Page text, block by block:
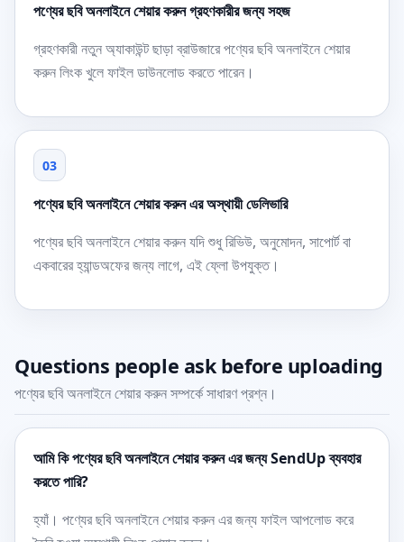
পণ্যের ছবি অনলাইনে শেয়ার করুন গ্রহণকারীর জন্য সহজ
গ্রহণকারী নতুন অ্যাকাউন্ট ছাড়া ব্রাউজারে পণ্যের ছবি অনলাইনে শেয়ার
করুন লিংক খুলে ফাইল ডাউনলোড করতে পারেন।
03
পণ্যের ছবি অনলাইনে শেয়ার করুন এর অস্থায়ী ডেলিভারি
পণ্যের ছবি অনলাইনে শেয়ার করুন যদি শুধু রিভিউ, অনুমোদন, সাপোর্ট বা
একবারের হ্যান্ডঅফের জন্য লাগে, এই ফ্লো উপযুক্ত।
Questions people ask before uploading
পণ্যের ছবি অনলাইনে শেয়ার করুন সম্পর্কে সাধারণ প্রশ্ন।
আমি কি পণ্যের ছবি অনলাইনে শেয়ার করুন এর জন্য SendUp ব্যবহার
করতে পারি?
হ্যাঁ। পণ্যের ছবি অনলাইনে শেয়ার করুন এর জন্য ফাইল আপলোড করে